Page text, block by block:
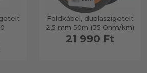
Földkábel, duplaszigetelt
2,5 mm 50m (35 Ohm/km)
21 990 Ft